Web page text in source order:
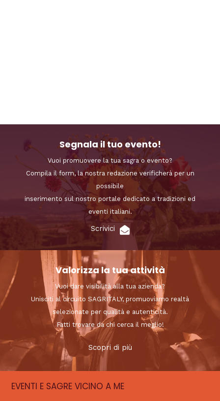
Segnala il tuo evento!
Vuoi promuovere la tua sagra o evento?
Compila il form, la nostra redazione verificherà per un
possibile
inserimento sul nostro portale dedicato a tradizioni ed
eventi italiani.
Scrivici
Valorizza la tua attività
Vuoi dare visibilità alla tua azienda?
Unisciti al circuito SAGRITALY, promuoviamo realtà
selezionate per qualità e autenticità.
Fatti trovare da chi cerca il meglio!
Scopri di più
EVENTI E SAGRE VICINO A ME